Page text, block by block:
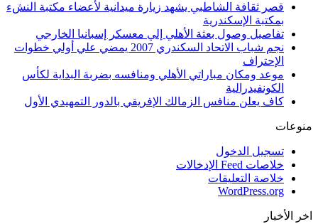
قصر ثقافة الشاطبي يشهد زيارة ميدانية لأعضاء مكتبة النشء
بمكتبة الإسكندرية
تفاصيل وصول بعثة الأهلي إلي معسكر إسبانيا الخارجي
نجم شباب الاتحاد السكندري 2007 يمضي علي أولي خطوات
الإحتراف
موعد ومكان مباراتي الأهلي ومنافسه بضربة البداية لكأس
الكونفيدرالية
كاف يعلن منافس الزمالك الإفريقي بالدور التمهيدي الأول
منوعات
تسجيل الدخول
خلاصات Feed الإدخالات
خلاصة التعليقات
WordPress.org
اخر الأخبار